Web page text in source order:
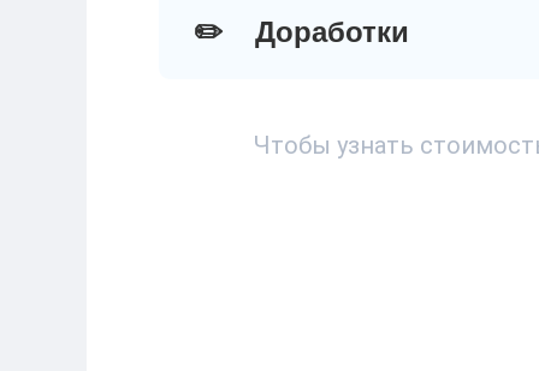
✏️ Доработки
Чтобы узнать